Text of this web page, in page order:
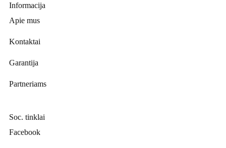
Informacija
Apie mus
Kontaktai
Garantija
Partneriams
Soc. tinklai
Facebook